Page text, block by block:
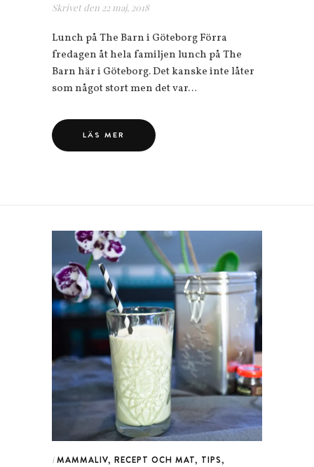
Skrivet den 22 maj, 2018
Lunch på The Barn i Göteborg Förra
fredagen åt hela familjen lunch på The
Barn här i Göteborg. Det kanske inte låter
som något stort men det var…
LÄS MER
i MAMMALIV, RECEPT OCH MAT, TIPS,